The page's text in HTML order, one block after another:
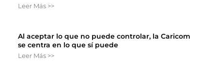
Leer Más >>
Al aceptar lo que no puede controlar, la Caricom
se centra en lo que sí puede
Leer Más >>